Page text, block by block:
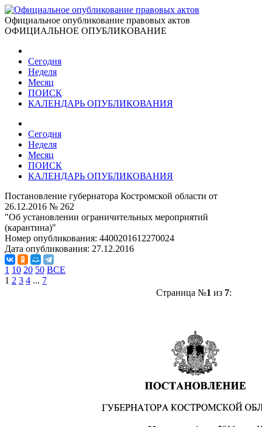
Официальное опубликование правовых актов
ОФИЦИАЛЬНОЕ ОПУБЛИКОВАНИЕ
Сегодня
Неделя
Месяц
ПОИСК
КАЛЕНДАРЬ ОПУБЛИКОВАНИЯ
Сегодня
Неделя
Месяц
ПОИСК
КАЛЕНДАРЬ ОПУБЛИКОВАНИЯ
Постановление губернатора Костромской области от
26.12.2016 № 262
"Об установлении ограничительных мероприятий
(карантина)"
Номер опубликования: 4400201612270024
Дата опубликования: 27.12.2016
1 10 20 50 ВСЕ
1 2 3 4 ... 7
Страница №1 из 7: